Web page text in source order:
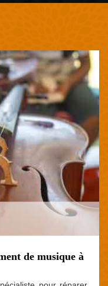
de musique à